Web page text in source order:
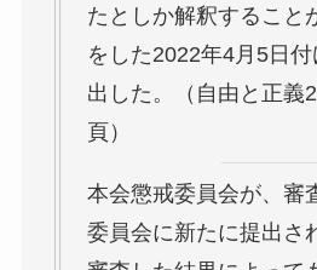
たとしか解釈すること
をした2022年4月5日
出した。（自由と正義
頁）
本会懲戒委員会が、審
委員会に新たに提出さ